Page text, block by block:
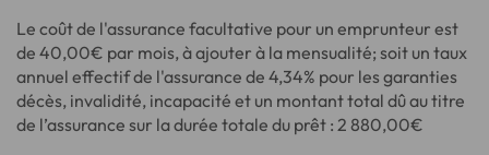
Le coût de l'assurance facultative pour un emprunteur est
de 40,00€ par mois, à ajouter à la mensualité; soit un taux
annuel effectif de l'assurance de 4,34% pour les garanties
décès, invalidité, incapacité et un montant total dû au titre
de l’assurance sur la durée totale du prêt : 2 880,00€